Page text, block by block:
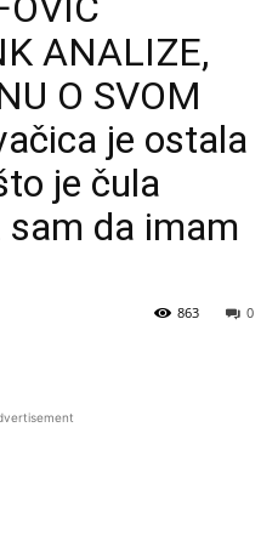
ANALIZE,
O SVOM
je ostala
je čula
sam da imam
0
863